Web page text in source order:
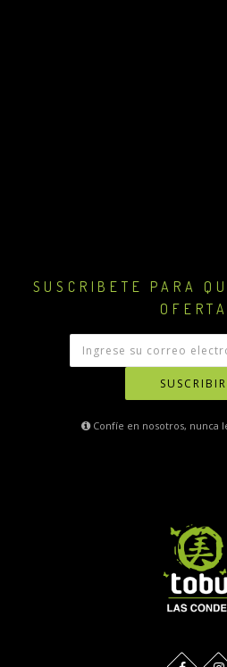
SUSCRIBETE PARA
Confíe en nosotros, nunca